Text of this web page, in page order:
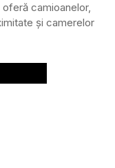
oferă camioanelor,
și camerelor